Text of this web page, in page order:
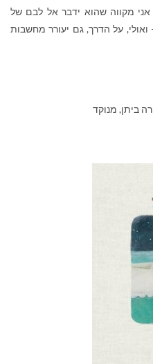
מקווה שהוא ידבר אל לבם של
על הדרך, גם יעורר מחשבות
ביתן, מנוקד